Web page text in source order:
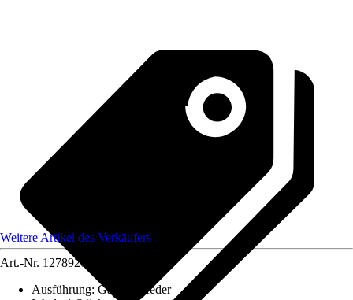
Weitere Artikel des Verkäufers
Art.-Nr. 12789202
Ausführung: Gasdruckfeder